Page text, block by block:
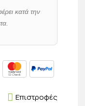
κατά την
Επιστροφές